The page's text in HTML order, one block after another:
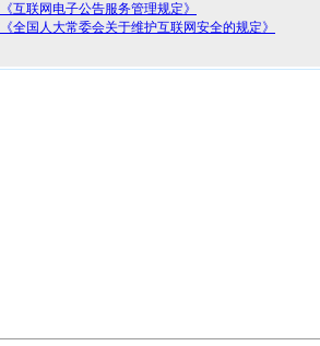
互联网电子公告服务管理规定》
全国人大常委会关于维护互联网安全的规定》